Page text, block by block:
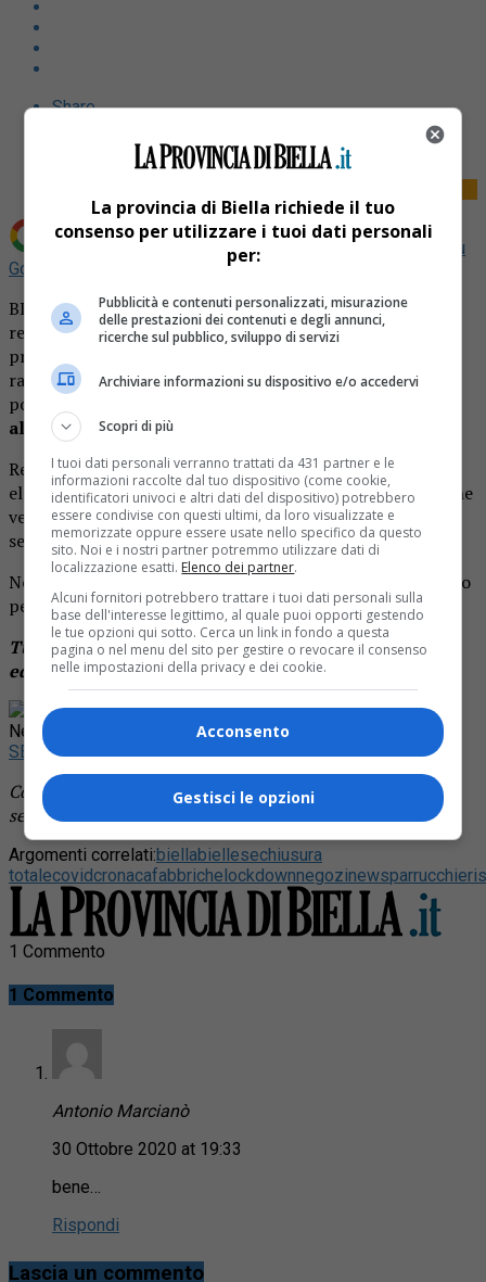
Share
Aggiungi La Provincia di Biella come
Fonte preferita su
Google
BIELLA – La continua crescita dei contagi pare ormai
rendereinevitabile il lockdown. Salvo che la situazione
precipiti, e quindi imponga scadenze ancora più
ravvicinate, si dà ormai per scontato un nuovo blocco, un
po’ più soft di quello di marzo, che
almeno un mese a partire da lunedì 9 novembre.
Resteranno aperte solo fabbriche, scuole materne ed
elementari, negozi alimentari, farmacie ed altri esercizi che
vendono beni essenziali. Tutte le altre attività avranno le
serrande abbassate.
Non ci si potrà muovere da casa se non per lavoro, salute o
per fare la spesa e servirà l’autocertificazione.
Tutti i particolari su La Nuova Provincia di Biella in
edicola domani.
Rimani aggiornato seguendoci su Google
News!
SEGUICI
Continua a leggere le notizie de La Provincia di Biella
segui la nostra
Argomenti correlati:biellabiellesechiusura
totalecovidcronacafabbrichelockdownnegozinewsparrucchieri
1 Commento
1 Commento
Antonio Marcianò
30 Ottobre 2020 at 19:33
bene…
Rispondi
Lascia un commento
La provincia di Biella richiede il tuo
consenso per utilizzare i tuoi dati personali
per:
Pubblicità e contenuti personalizzati, misurazione
delle prestazioni dei contenuti e degli annunci,
ricerche sul pubblico, sviluppo di servizi
Archiviare informazioni su dispositivo e/o accedervi
Scopri di più
I tuoi dati personali verranno trattati da 431 partner e le
informazioni raccolte dal tuo dispositivo (come cookie,
identificatori univoci e altri dati del dispositivo) potrebbero
essere condivise con questi ultimi, da loro visualizzate e
memorizzate oppure essere usate nello specifico da questo
sito. Noi e i nostri partner potremmo utilizzare dati di
localizzazione esatti. Elenco dei partner.
Alcuni fornitori potrebbero trattare i tuoi dati personali sulla
base dell'interesse legittimo, al quale puoi opporti gestendo
le tue opzioni qui sotto. Cerca un link in fondo a questa
pagina o nel menu del sito per gestire o revocare il consenso
nelle impostazioni della privacy e dei cookie.
Acconsento
Gestisci le opzioni